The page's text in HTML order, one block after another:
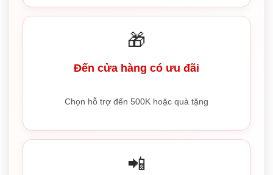
🎁
Đến cửa hàng có ưu đãi
Chọn hỗ trợ đến 500K hoặc quà tặng
📲